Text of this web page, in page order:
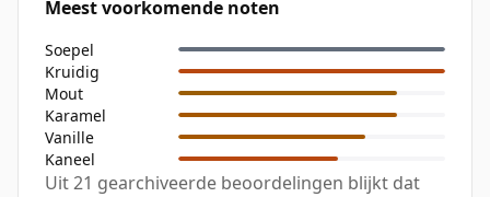
Meest voorkomende noten
Soepel
Kruidig
Mout
Karamel
Vanille
Kaneel
Uit 21 gearchiveerde beoordelingen blijkt dat